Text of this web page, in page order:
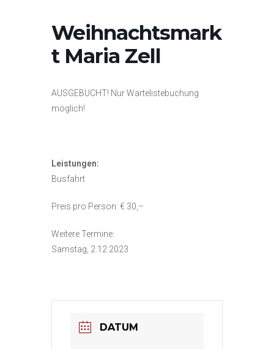
Weihnachtsmark
t Maria Zell
AUSGEBUCHT! Nur Wartelistebuchung
möglich!
Leistungen:
Busfahrt
Preis pro Person: € 30,–
Weitere Termine:
Samstag, 2.12.2023
DATUM